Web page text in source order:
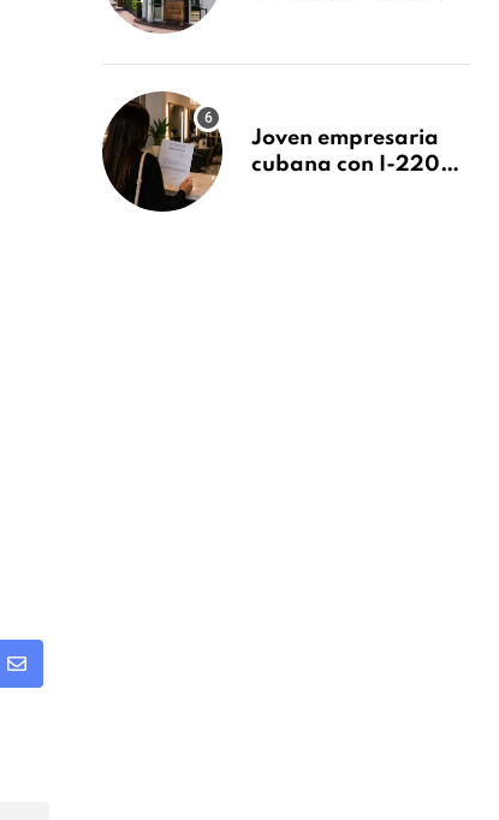
Share
después de 15 años
Joven empresaria
cubana con I-220A